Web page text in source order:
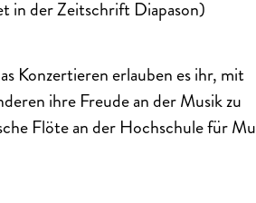
in der Zeitschrift Diapason)
Konzertieren erlauben es ihr, mit
ihre Freude an der Musik zu
Flöte an der Hochschule für